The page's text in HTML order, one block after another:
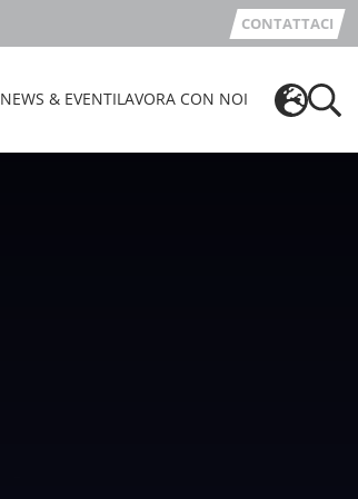
CONTATTACI
NEWS & EVENTILAVORA CON NOI